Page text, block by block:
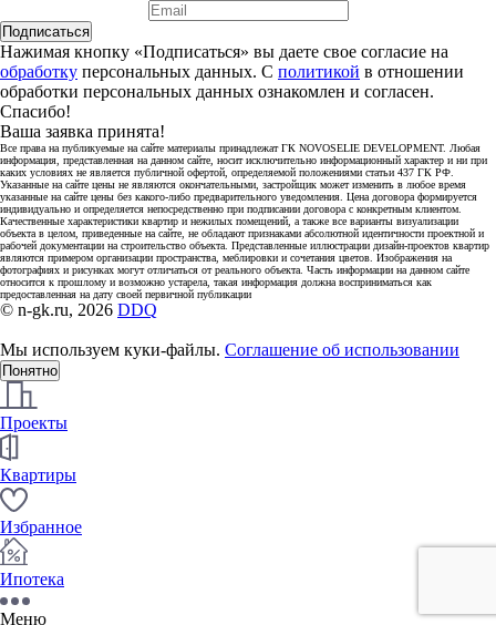
Подписаться
Нажимая кнопку «Подписаться» вы даете свое согласие на
обработку персональных данных. С политикой в отношении
обработки персональных данных ознакомлен и согласен.
Спасибо!
Ваша заявка принята!
Все права на публикуемые на сайте материалы принадлежат ГК NOVOSELIE DEVELOPMENT. Любая
информация, представленная на данном сайте, носит исключительно информационный характер и ни при
каких условиях не является публичной офертой, определяемой положениями статьи 437 ГК РФ.
Указанные на сайте цены не являются окончательными, застройщик может изменить в любое время
указанные на сайте цены без какого-либо предварительного уведомления. Цена договора формируется
индивидуально и определяется непосредственно при подписании договора с конкретным клиентом.
Качественные характеристики квартир и нежилых помещений, а также все варианты визуализации
объекта в целом, приведенные на сайте, не обладают признаками абсолютной идентичности проектной и
рабочей документации на строительство объекта. Представленные иллюстрации дизайн-проектов квартир
являются примером организации пространства, меблировки и сочетания цветов. Изображения на
фотографиях и рисунках могут отличаться от реального объекта. Часть информации на данном сайте
относится к прошлому и возможно устарела, такая информация должна восприниматься как
предоставленная на дату своей первичной публикации
© n-gk.ru, 2026 DDQ
Мы используем куки-файлы. Соглашение об использовании
Понятно
Проекты
Квартиры
Избранное
Ипотека
Меню